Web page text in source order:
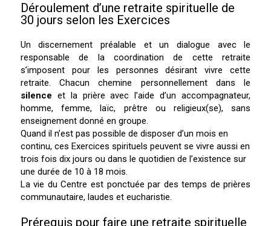
Déroulement d’une retraite spirituelle de
30 jours selon les Exercices
Un discernement préalable et un dialogue avec le
responsable de la coordination de cette retraite
s’imposent pour les personnes désirant vivre cette
retraite. Chacun chemine personnellement dans le
silence et la prière avec l’aide d’un accompagnateur,
homme, femme, laïc, prêtre ou religieux(se), sans
enseignement donné en groupe.
Quand il n’est pas possible de disposer d’un mois en
continu, ces Exercices spirituels peuvent se vivre aussi en
trois fois dix jours ou dans le quotidien de l’existence sur
une durée de 10 à 18 mois.
La vie du Centre est ponctuée par des temps de prières
communautaire, laudes et eucharistie.
Prérequis pour faire une retraite spirituelle